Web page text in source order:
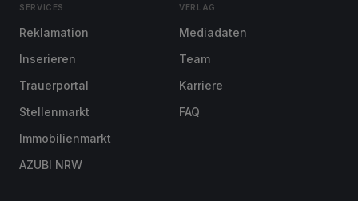
SERVICES
Reklamation
Inserieren
Trauerportal
Stellenmarkt
Immobilienmarkt
AZUBI NRW
VERLAG
Mediadaten
Team
Karriere
FAQ